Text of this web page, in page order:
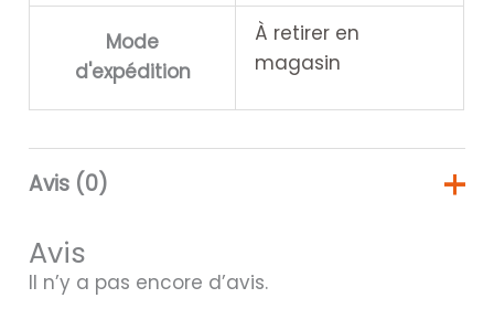
Mode
d'expédition
À retirer en
magasin
Avis (0)
Avis
Il n’y a pas encore d’avis.